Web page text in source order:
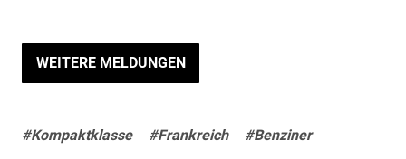
WEITERE MELDUNGEN
#Kompaktklasse #Frankreich #Benziner